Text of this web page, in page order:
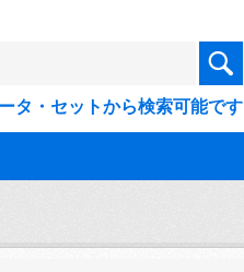
タ・セットから検索可能です